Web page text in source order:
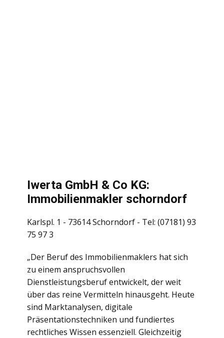
Iwerta GmbH & Co KG:
Immobilienmakler schorndorf
Karlspl. 1 - 73614 Schorndorf - Tel: (07181) 93
75 97 3
„Der Beruf des Immobilienmaklers hat sich
zu einem anspruchsvollen
Dienstleistungsberuf entwickelt, der weit
über das reine Vermitteln hinausgeht. Heute
sind Marktanalysen, digitale
Präsentationstechniken und fundiertes
rechtliches Wissen essenziell. Gleichzeitig